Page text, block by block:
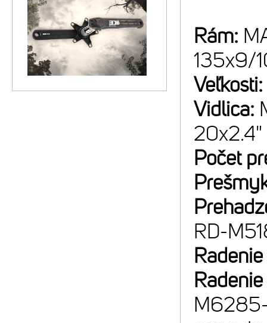
Rám:
135x9/
Veľkosti:
Vidlica:
20x2.4"
Počet
RD-
M6285-